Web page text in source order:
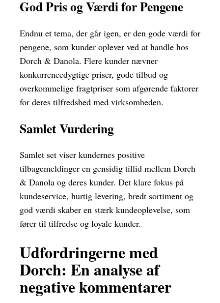
God Pris og Værdi for Pengene
Endnu et tema, der går igen, er den gode værdi for
pengene, som kunder oplever ved at handle hos
Dorch & Danola. Flere kunder nævner
konkurrencedygtige priser, gode tilbud og
overkommelige fragtpriser som afgørende faktorer
for deres tilfredshed med virksomheden.
Samlet Vurdering
Samlet set viser kundernes positive
tilbagemeldinger en gensidig tillid mellem Dorch
& Danola og deres kunder. Det klare fokus på
kundeservice, hurtig levering, bredt sortiment og
god værdi skaber en stærk kundeoplevelse, som
fører til tilfredse og loyale kunder.
Udfordringerne med
Dorch: En analyse af
negative kommentarer